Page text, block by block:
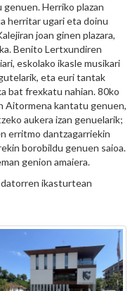
Herriko plazan
herritar ugari eta doinu
joan ginen plazara,
Benito Lertxundiren
eskolako ikasle musikari
eta euri tantak
bat frexkatu nahian. 80ko
Aitormena kantatu genuen,
aukera izan genuelarik;
erritmo dantzagarriekin
borobildu genuen saioa.
genion amaiera.
ikasturtean